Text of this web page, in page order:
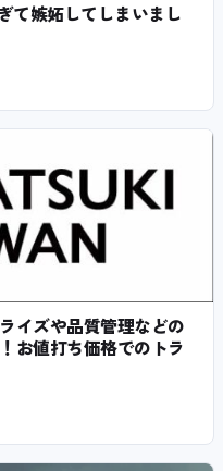
て嫉妬してしまいまし
イズや品質管理などの
お値打ち価格でのトラ